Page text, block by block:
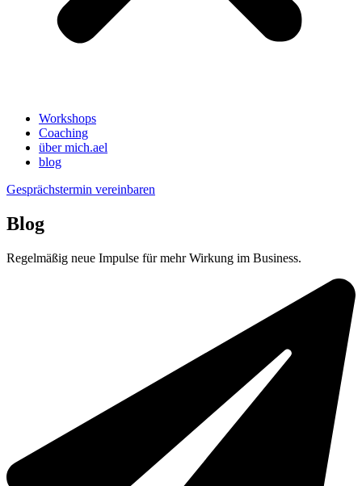
Workshops
Coaching
über mich.ael
blog
Gesprächstermin vereinbaren
Blog
Regelmäßig neue Impulse für mehr Wirkung im Business.